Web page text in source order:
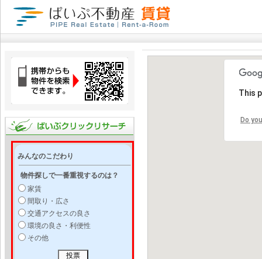
みんなのこだわり
物件探しで一番重視するのは？
家賃
間取り・広さ
交通アクセスの良さ
環境の良さ・利便性
その他
This
Do